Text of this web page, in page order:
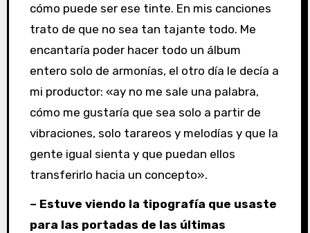
cómo puede ser ese tinte. En mis canciones
trato de que no sea tan tajante todo. Me
encantaría poder hacer todo un álbum
entero solo de armonías, el otro día le decía a
mi productor: «ay no me sale una palabra,
cómo me gustaría que sea solo a partir de
vibraciones, solo tarareos y melodías y que la
gente igual sienta y que puedan ellos
transferirlo hacia un concepto».
– Estuve viendo la tipografía que usaste
para las portadas de las últimas